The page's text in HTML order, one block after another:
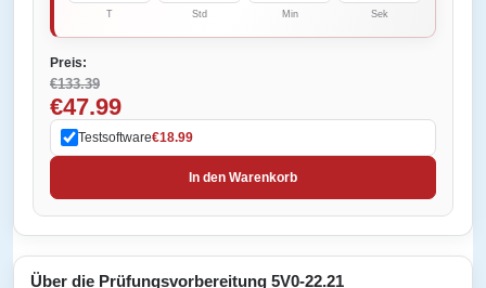
T Std Min Sek
Preis:
€133.39
€47.99
Testsoftware€18.99
In den Warenkorb
Über die Prüfungsvorbereitung 5V0-22.21